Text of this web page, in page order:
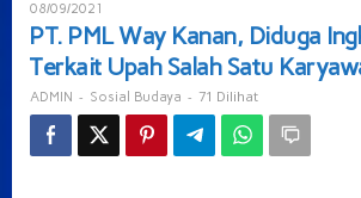
Diduga
Ingkar
Terkait
Upah
Salah
08/09/2021
ADMIN
PT. PML Way Kanan, Diduga
Terkait Upah Salah Satu
ADMIN - Sosial Budaya - 71 Dilihat